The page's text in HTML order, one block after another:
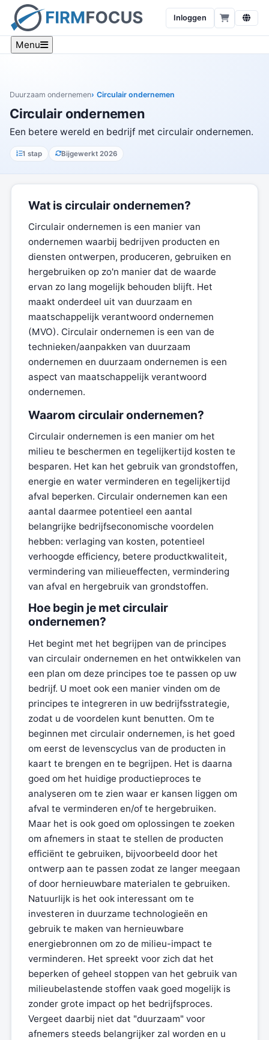
Inloggen
Menu
Duurzaam ondernemen Circulair ondernemen
Circulair ondernemen
Een betere wereld en bedrijf met circulair ondernemen.
1 stap Bijgewerkt 2026
Wat is circulair ondernemen?
Circulair ondernemen is een manier van
ondernemen waarbij bedrijven producten en
diensten ontwerpen, produceren, gebruiken en
hergebruiken op zo'n manier dat de waarde
ervan zo lang mogelijk behouden blijft. Het
maakt onderdeel uit van duurzaam en
maatschappelijk verantwoord ondernemen
(MVO). Circulair ondernemen is een van de
technieken/aanpakken van duurzaam
ondernemen en duurzaam ondernemen is een
aspect van maatschappelijk verantwoord
ondernemen.
Waarom circulair ondernemen?
Circulair ondernemen is een manier om het
milieu te beschermen en tegelijkertijd kosten te
besparen. Het kan het gebruik van grondstoffen,
energie en water verminderen en tegelijkertijd
afval beperken. Circulair ondernemen kan een
aantal daarmee potentieel een aantal
belangrijke bedrijfseconomische voordelen
hebben: verlaging van kosten, potentieel
verhoogde efficiency, betere productkwaliteit,
vermindering van milieueffecten, vermindering
van afval en hergebruik van grondstoffen.
Hoe begin je met circulair
ondernemen?
Het begint met het begrijpen van de principes
van circulair ondernemen en het ontwikkelen van
een plan om deze principes toe te passen op uw
bedrijf. U moet ook een manier vinden om de
principes te integreren in uw bedrijfsstrategie,
zodat u de voordelen kunt benutten. Om te
beginnen met circulair ondernemen, is het goed
om eerst de levenscyclus van de producten in
kaart te brengen en te begrijpen. Het is daarna
goed om het huidige productieproces te
analyseren om te zien waar er kansen liggen om
afval te verminderen en/of te hergebruiken.
Maar het is ook goed om oplossingen te zoeken
om afnemers in staat te stellen de producten
efficiënt te gebruiken, bijvoorbeeld door het
ontwerp aan te passen zodat ze langer meegaan
of door hernieuwbare materialen te gebruiken.
Natuurlijk is het ook interessant om te
investeren in duurzame technologieën en
gebruik te maken van hernieuwbare
energiebronnen om zo de milieu-impact te
verminderen. Het spreekt voor zich dat het
beperken of geheel stoppen van het gebruik van
milieubelastende stoffen vaak goed mogelijk is
zonder grote impact op het bedrijfsproces.
Vergeet daarbij niet dat "duurzaam" voor
afnemers steeds belangrijker zal worden en u